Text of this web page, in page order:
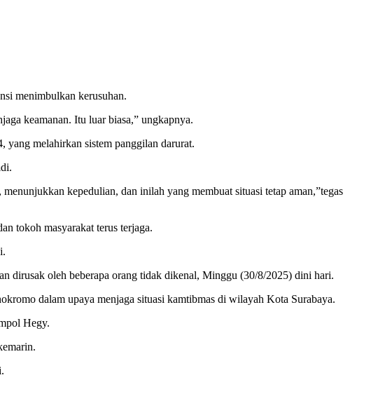
menimbulkan kerusuhan.
keamanan. Itu luar biasa,” ungkapnya.
yang melahirkan sistem panggilan darurat.
kepedulian, dan inilah yang membuat situasi tetap aman,”tegas
tokoh masyarakat terus terjaga.
dirusak oleh beberapa orang tidak dikenal, Minggu (30/8/2025) dini hari.
dalam upaya menjaga situasi kamtibmas di wilayah Kota Surabaya.
Hegy.